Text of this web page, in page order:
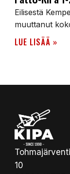
Eilisestä
muuttanut
LUE LISÄÄ »
10